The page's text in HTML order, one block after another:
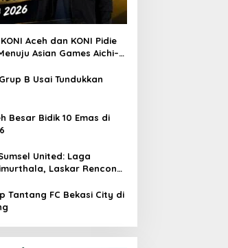
Aceh dan KONI Pidie
Asian Games Aichi–
B Usai Tundukkan
Besar Bidik 10 Emas di
United: Laga
Laskar Rencong
Tantang FC Bekasi City di